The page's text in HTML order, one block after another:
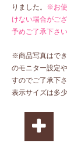
りました。 ※お使
けない場合がござ
予めご了承下さい
※商品写真はで
のモニター設定
すのでご了承下さ
表示サイズは多